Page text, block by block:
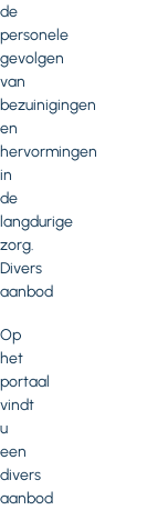
de
personele
gevolgen
van
bezuinigingen
en
hervormingen
in
de
langdurige
zorg.
Divers
aanbod
Op
het
portaal
vindt
u
een
divers
aanbod